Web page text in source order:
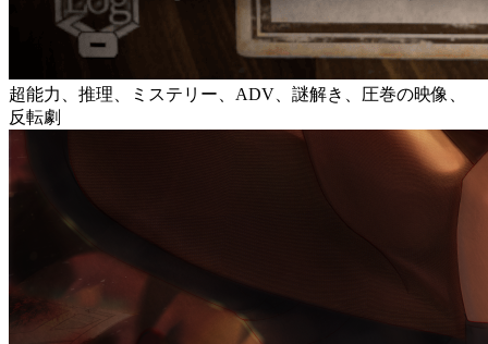
超能力、推理、ミステリー、ADV、謎解き、圧巻の映像、
反転劇